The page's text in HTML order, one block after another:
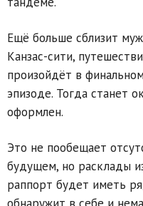
Ещё больше сблизит
Канзас-сити,
произойдёт в
эпизоде. Тогда станет
оформлен.
Это не пообещает
будущем, но расклады
раппорт будет иметь